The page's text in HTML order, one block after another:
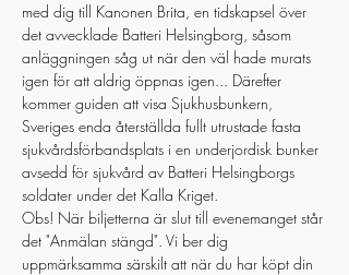
med dig till Kanonen Brita, en tidskapsel över
det avvecklade Batteri Helsingborg, såsom
anläggningen såg ut när den väl hade murats
igen för att aldrig öppnas igen... Därefter
kommer guiden att visa Sjukhusbunkern,
Sveriges enda återställda fullt utrustade fasta
sjukvårdsförbandsplats i en underjordisk bunker
avsedd för sjukvård av Batteri Helsingborgs
soldater under det Kalla Kriget.
Obs! När biljetterna är slut till evenemanget står
det "Anmälan stängd". Vi ber dig
uppmärksamma särskilt att när du har köpt din